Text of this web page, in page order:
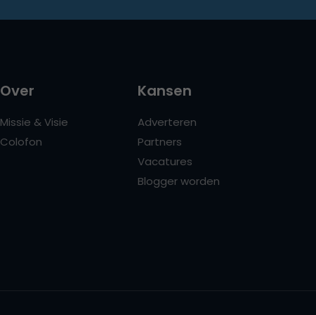
Over
Missie & Visie
Colofon
Kansen
Adverteren
Partners
Vacatures
Blogger worden